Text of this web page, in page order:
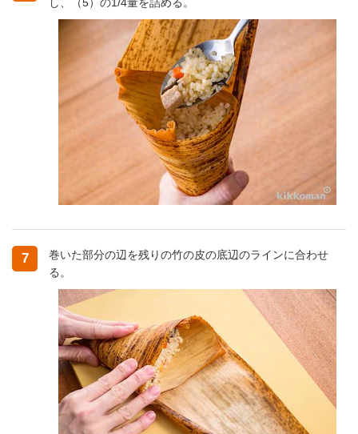
7
巻いた部分の辺を残りの竹の皮の底辺のラインに合わせ
る。